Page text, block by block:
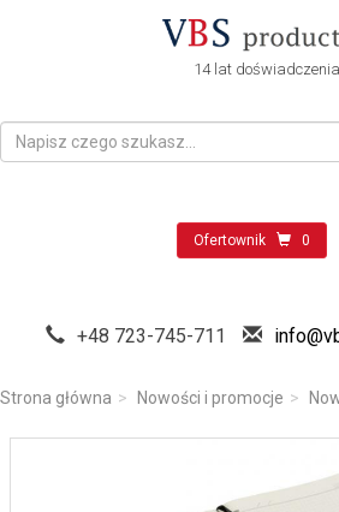
14 lat doświadczenia
Ofertownik 0
+48 723-745-711
Strona główna Nowości i promocje